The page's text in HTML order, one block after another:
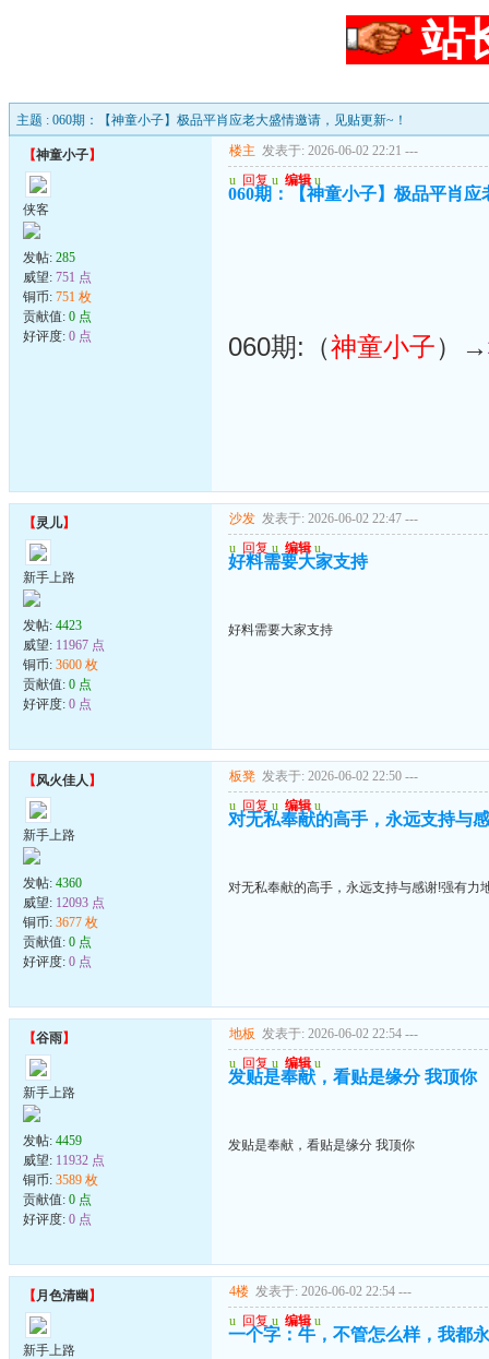
站
主题 : 060期：【神童小子】极品平肖应老大盛情邀请，见贴更新~！
【神童小子】
侠客
发帖: 285
威望: 751 点
铜币: 751 枚
贡献值: 0 点
好评度: 0 点
楼主 发表于: 2026-06-02 22:21 ---
u 回复 u 编辑 u
060期：【神童小子】极品平肖
060期:（神童小子）→
【灵儿】
新手上路
发帖: 4423
威望: 11967 点
铜币: 3600 枚
贡献值: 0 点
好评度: 0 点
沙发 发表于: 2026-06-02 22:47 ---
u 回复 u 编辑 u
好料需要大家支持
好料需要大家支持
【风火佳人 】
新手上路
发帖: 4360
威望: 12093 点
铜币: 3677 枚
贡献值: 0 点
好评度: 0 点
板凳 发表于: 2026-06-02 22:50 ---
u 回复 u 编辑 u
对无私奉献的高手，永远支持与
对无私奉献的高手，永远支持与感谢!强有力
【谷雨】
新手上路
发帖: 4459
威望: 11932 点
铜币: 3589 枚
贡献值: 0 点
好评度: 0 点
地板 发表于: 2026-06-02 22:54 ---
u 回复 u 编辑 u
发贴是奉献，看贴是缘分 我顶你
发贴是奉献，看贴是缘分 我顶你
【月色清幽 】
新手上路
4楼 发表于: 2026-06-02 22:54 ---
u 回复 u 编辑 u
一个字：牛，不管怎么样，我都